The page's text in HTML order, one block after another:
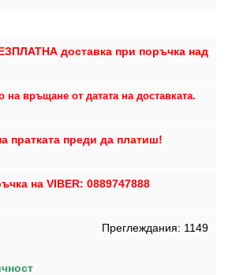
доставка при поръчка над
на връщане от датата на доставката.
пратката преди да платиш!
на VIBER: 0889747888
Преглеждания: 1149